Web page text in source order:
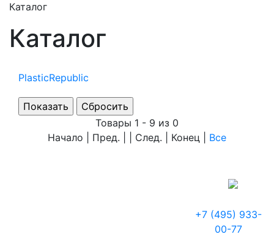
Каталог
Каталог
PlasticRepublic
Товары 1 - 9 из 0
Начало | Пред. | | След. | Конец
Все
+7 (495) 933-
00-77